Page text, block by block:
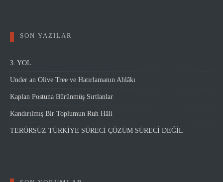
SON YAZILAR
3. YOL
Under an Olive Tree ve Hatırlamanın Ahlâkı
Kaplan Postuna Bürünmüş Sırtlanlar
Kandırılmış Bir Toplumun Ruh Hâli
TERÖRSÜZ TÜRKİYE SÜRECİ ÇÖZÜM SÜRECİ DEĞİL